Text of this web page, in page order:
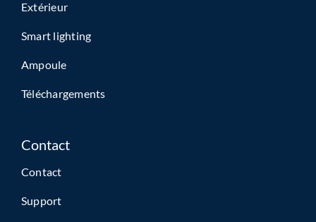
Extérieur
Smart lighting
Ampoule
Téléchargements
Contact
Contact
Support